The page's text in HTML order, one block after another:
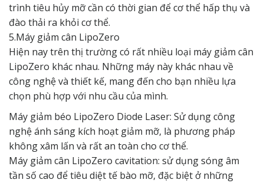
trình tiêu hủy mỡ cần có thời gian để cơ thể hấp thụ và
đào thải ra khỏi cơ thể.
5.Máy giảm cân LipoZero
Hiện nay trên thị trường có rất nhiều loại máy giảm cân
LipoZero khác nhau. Những máy này khác nhau về
công nghệ và thiết kế, mang đến cho bạn nhiều lựa
chọn phù hợp với nhu cầu của mình.
Máy giảm béo LipoZero Diode Laser: Sử dụng công
nghệ ánh sáng kích hoạt giảm mỡ, là phương pháp
không xâm lấn và rất an toàn cho cơ thể.
Máy giảm cân LipoZero cavitation: sử dụng sóng âm
tần số cao để tiêu diệt tế bào mỡ, đặc biệt ở những